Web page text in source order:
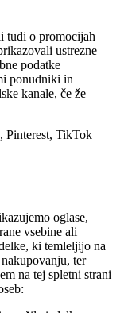
tudi o promocijah
ustrezne
podatke
ponudniki in
kanale, če že
Pinterest, TikTok
oglase,
vsebine ali
ki temleljijo na
ter
na tej spletni strani